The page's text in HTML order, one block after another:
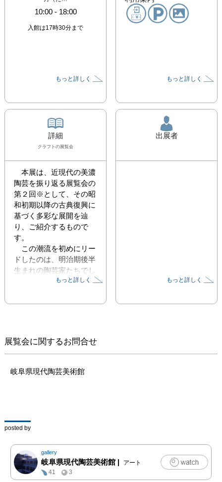
10:00- 18:00
入館は17時30分まで
もっと詳しく もっと詳しく
詳細
クラフト の展覧会
本展は、近現代の美濃
陶芸を振り返る展覧会の
第２回※として、その昭
和初期以降の古典復興に
基づく多彩な展開を辿
り、ご紹介するもので
す。
この潮流を初めにリー
ドしたのは、明治期後半
生まれの陶芸家たちでし
た。昭和の初めに荒川豊
ちが、美濃の桃山陶を復
出しました。また五代加
藤幸兵衛と加藤土師萌
陶磁に学びながら、幅広
踏まえながら、それぞれ
に探求を進めてきまし
た。歴史に学び、常に深
化を続けてきた美濃陶芸
のこのような潮流の豊か
な成果をご覧ください。
もっと詳しく
出展者
もっと詳しく
展覧会に関するお問合せ
岐阜県現代陶芸美術館
posted by
gallery
岐阜県現代陶芸美術館 |
アート
41
3